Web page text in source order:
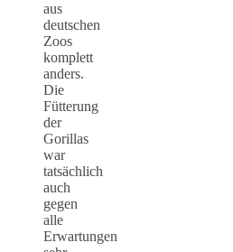
aus
deutschen
Zoos
komplett
anders.
Die
Fütterung
der
Gorillas
war
tatsächlich
auch
gegen
alle
Erwartungen